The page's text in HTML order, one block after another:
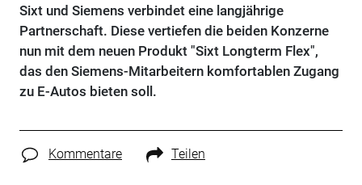
Sixt und Siemens verbindet eine langjährige
Partnerschaft. Diese vertiefen die beiden Konzerne
nun mit dem neuen Produkt "Sixt Longterm Flex",
das den Siemens-Mitarbeitern komfortablen Zugang
zu E-Autos bieten soll.
Kommentare Teilen